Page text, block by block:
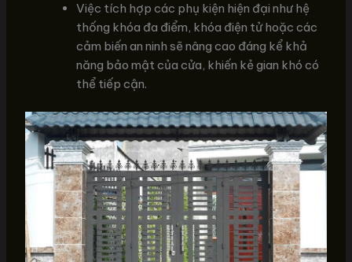
Việc tích hợp các phụ kiện hiện đại như hệ
thống khóa đa điểm, khóa điện tử hoặc các
cảm biến an ninh sẽ nâng cao đáng kể khả
năng bảo mật của cửa, khiến kẻ gian khó có
thể tiếp cận.